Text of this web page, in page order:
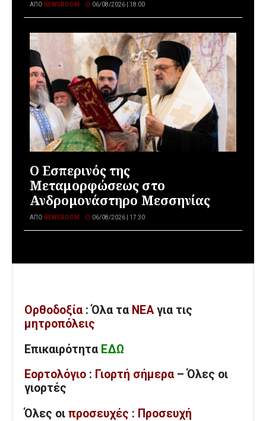
ΑΠΌ NEWSROOM 06/08/2026 | 18:00
Ο Εσπερινός της
Μεταμορφώσεως στο
Ανδρομονάστηρο Μεσσηνίας
ΑΠΌ NEWSROOM 06/08/2026 | 17:30
Ορθοδοξία : Όλα τα ΝΕΑ για τις
μητροπόλεις
Επικαιρότητα ΕΔΩ
Εορτολόγιο : Γιορτή σήμερα – Όλες οι
γιορτές
Όλες οι προσευχές : Προσευχή